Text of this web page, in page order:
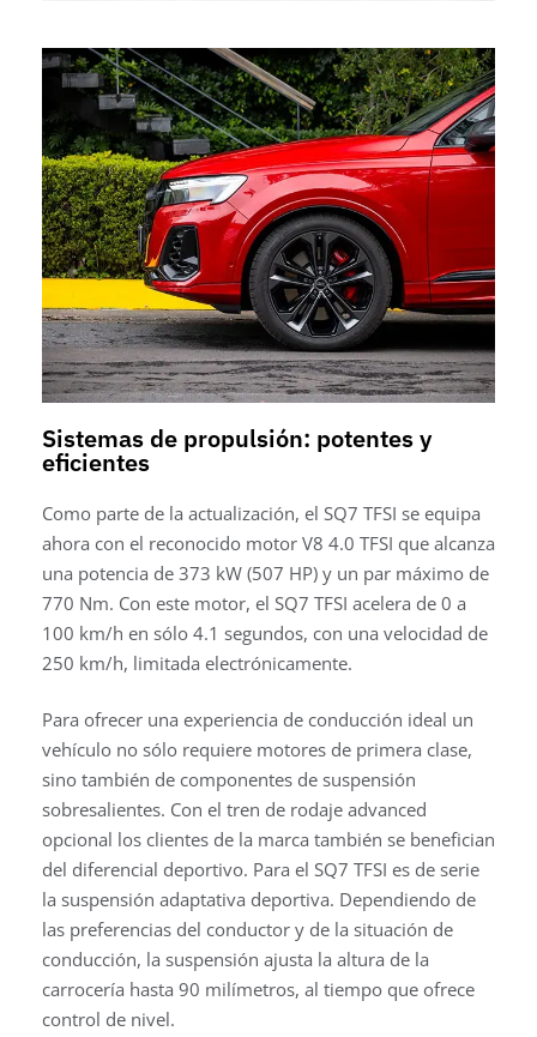
Sistemas de propulsión: potentes y
eficientes
Como parte de la actualización, el SQ7 TFSI se equipa
ahora con el reconocido motor V8 4.0 TFSI que alcanza
una potencia de 373 kW (507 HP) y un par máximo de
770 Nm. Con este motor, el SQ7 TFSI acelera de 0 a
100 km/h en sólo 4.1 segundos, con una velocidad de
250 km/h, limitada electrónicamente.
Para ofrecer una experiencia de conducción ideal un
vehículo no sólo requiere motores de primera clase,
sino también de componentes de suspensión
sobresalientes. Con el tren de rodaje advanced
opcional los clientes de la marca también se benefician
del diferencial deportivo. Para el SQ7 TFSI es de serie
la suspensión adaptativa deportiva. Dependiendo de
las preferencias del conductor y de la situación de
conducción, la suspensión ajusta la altura de la
carrocería hasta 90 milímetros, al tiempo que ofrece
control de nivel.